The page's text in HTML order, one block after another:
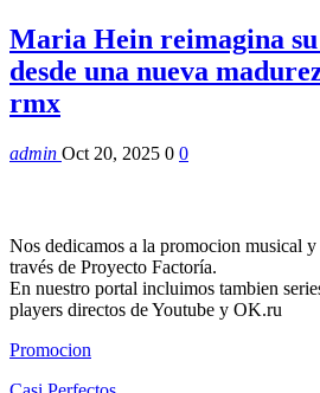
Maria Hein reimagina
desde una nueva
rmx
admin Oct 20, 2025 0 0
Nos dedicamos a la promocion musical
través de Proyecto Factoría.
En nuestro portal incluimos tambien
players directos de Youtube y OK.ru
Promocion